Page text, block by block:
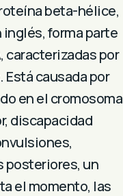
beta-hélice,
inglés, forma parte
caracterizadas por
causada por
en el cromosoma
discapacidad
posteriores, un
el momento, las